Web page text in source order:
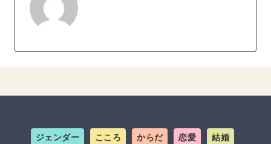
ジェンダー こころ からだ 恋愛 結婚